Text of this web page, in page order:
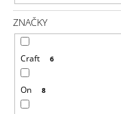
ZNAČKY
Craft 6
On 8
D
O
P
O
R
U
Č
U